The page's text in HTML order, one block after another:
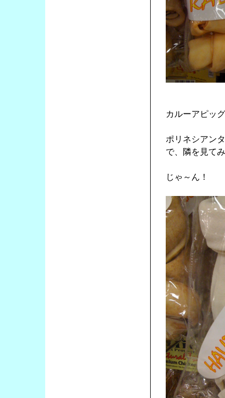
カルーアピッ
ポリネシアン
で、隣を見て
じゃ～ん！